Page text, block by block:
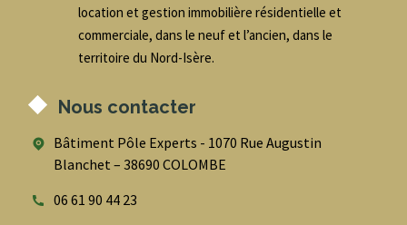
location et gestion immobilière résidentielle et
commerciale, dans le neuf et l’ancien, dans le
territoire du Nord-Isère.
Nous contacter
Bâtiment Pôle Experts - 1070 Rue Augustin
Blanchet – 38690 COLOMBE
06 61 90 44 23